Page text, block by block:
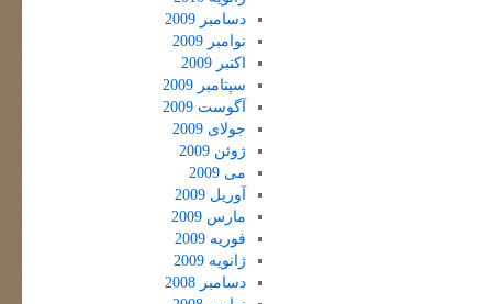
دسامبر 2009
نوامبر 2009
اکتبر 2009
سپتامبر 2009
آگوست 2009
جولای 2009
ژوئن 2009
می 2009
آوریل 2009
مارس 2009
فوریه 2009
ژانویه 2009
دسامبر 2008